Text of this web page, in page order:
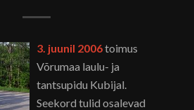
3. juunil 2006toimus
Võrumaa laulu- ja
tantsupidu Kubijal.
Seekord tulid osalevad